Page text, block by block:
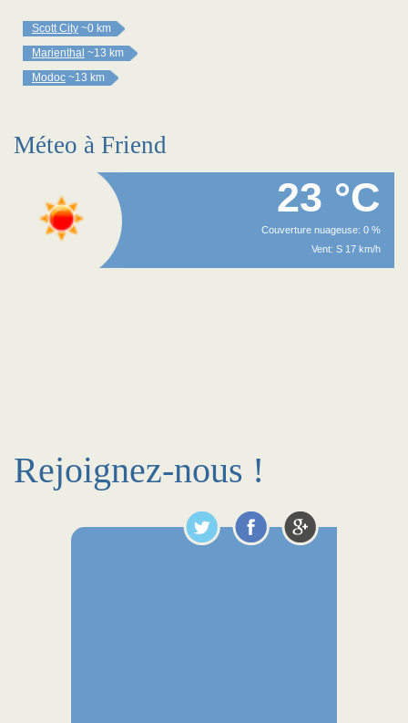
Scott City ~0 km
Marienthal ~13 km
Modoc ~13 km
Méteo à Friend
23 °C
Couverture nuageuse: 0 %
Vent: S 17 km/h
Rejoignez-nous !